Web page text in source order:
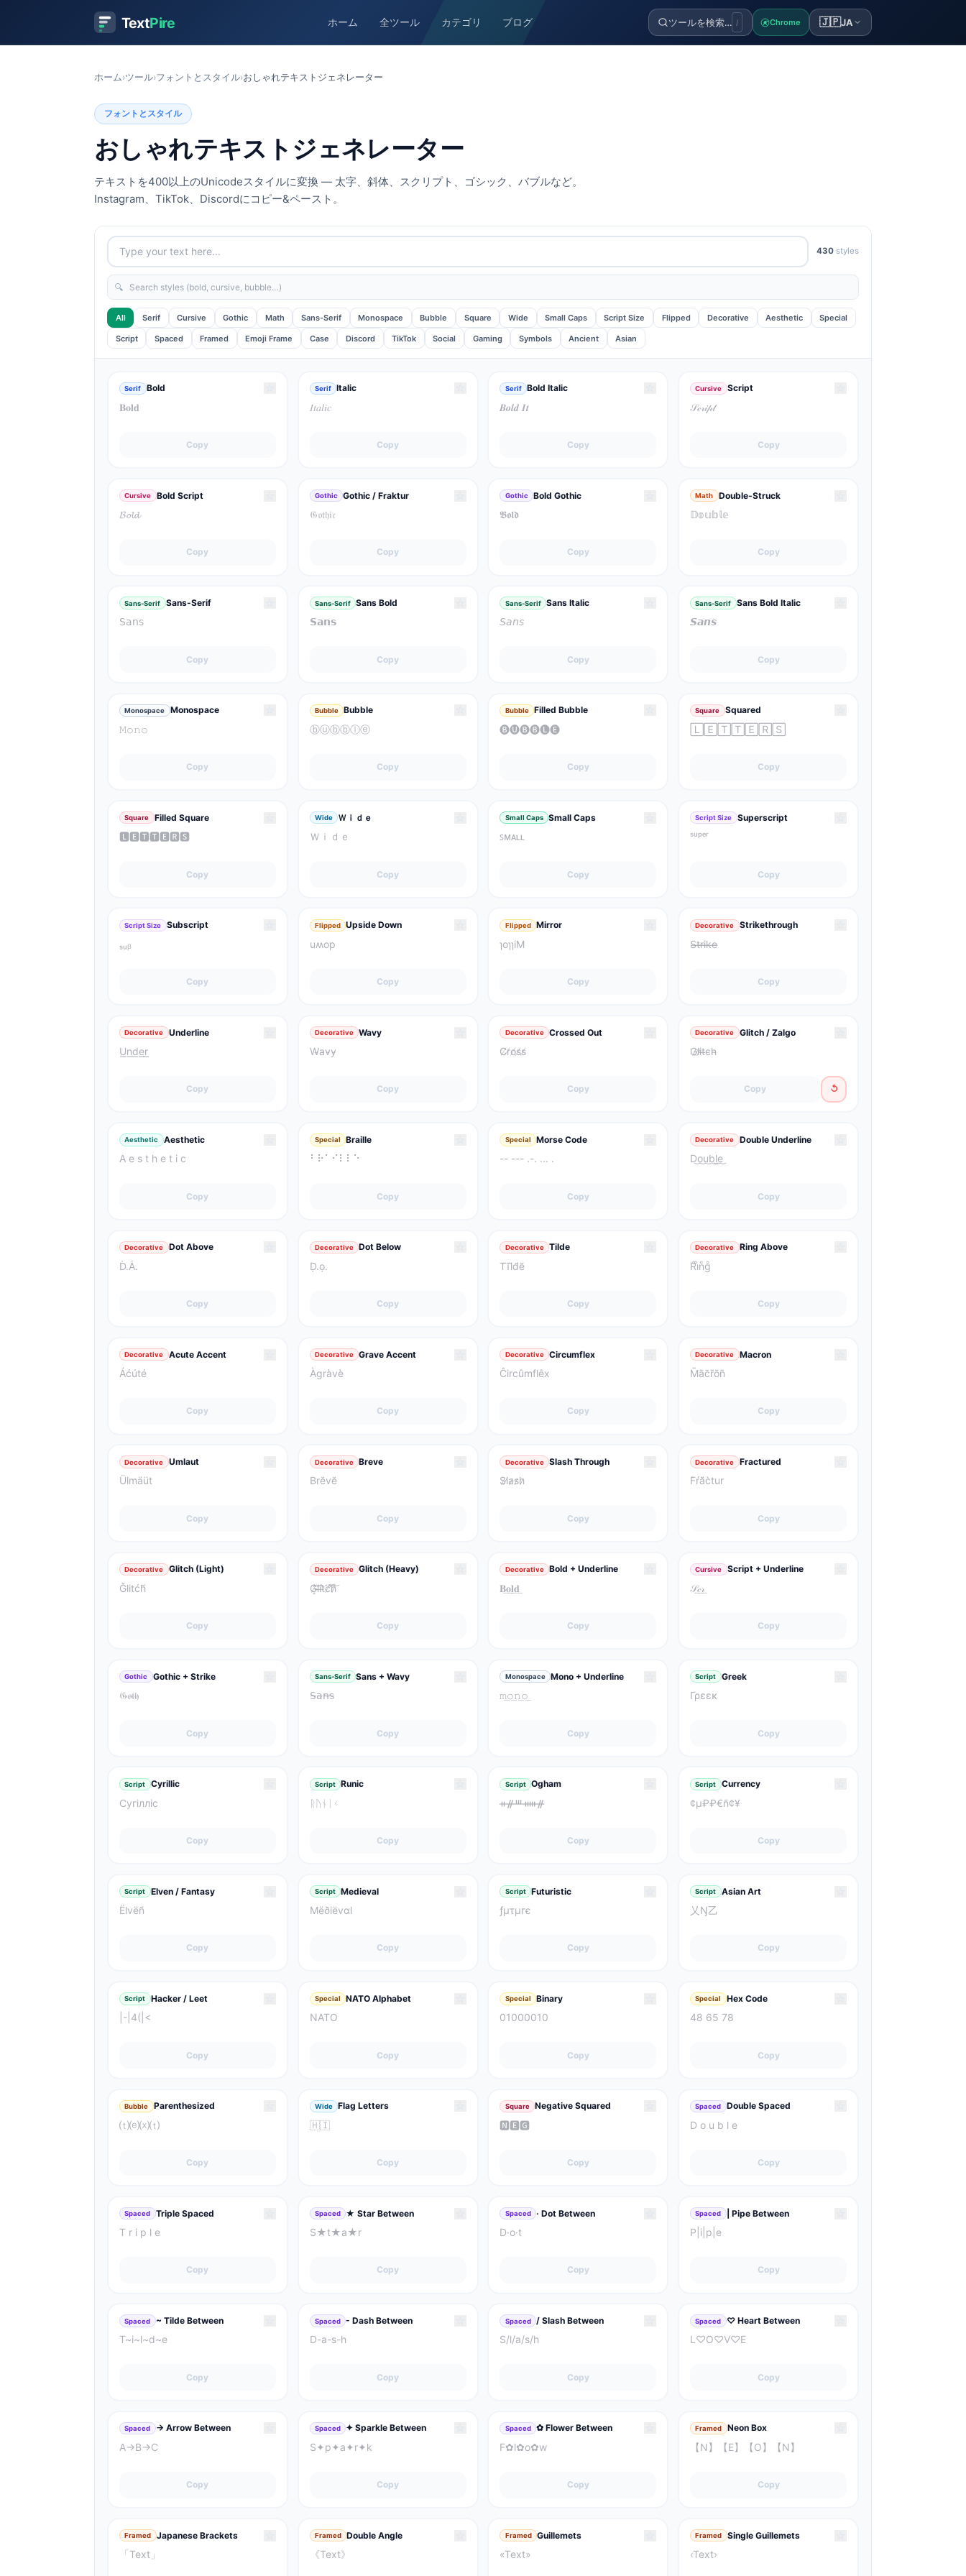
TextPire ホーム 全ツール カテゴリ ブログ ツールを検索… / Chrome 🇯🇵JA
ホーム›ツール›フォントとスタイル›おしゃれテキストジェネレーター
フォントとスタイル
おしゃれテキストジェネレーター
テキストを400以上のUnicodeスタイルに変換 — 太字、斜体、スクリプト、ゴシック、バブルなど。
Instagram、TikTok、Discordにコピー&ペースト。
430 styles
🔍
All Serif Cursive Gothic Math Sans-Serif Monospace Bubble Square Wide Small Caps Script Size Flipped Decorative Aesthetic Special
Script Spaced Framed Emoji Frame Case Discord TikTok Social Gaming Symbols Ancient Asian
Serif Bold
𝐁𝐨𝐥𝐝
Copy
Serif Italic
𝐼𝑡𝑎𝑙𝑖𝑐
Copy
Serif Bold Italic
𝑩𝒐𝒍𝒅 𝑰𝒕
Copy
Cursive Script
𝒮𝒸𝓇𝒾𝓅𝓉
Copy
Cursive Bold Script
𝓑𝓸𝓵𝓭
Copy
Gothic Gothic / Fraktur
𝔊𝔬𝔱𝔥𝔦𝔠
Copy
Gothic Bold Gothic
𝕭𝖔𝖑𝖉
Copy
Math Double-Struck
𝔻𝕠𝕦𝕓𝕝𝕖
Copy
Sans-Serif Sans-Serif
𝖲𝖺𝗇𝗌
Copy
Sans-Serif Sans Bold
𝗦𝗮𝗻𝘀
Copy
Sans-Serif Sans Italic
𝘚𝘢𝘯𝘴
Copy
Sans-Serif Sans Bold Italic
𝙎𝙖𝙣𝙨
Copy
Monospace Monospace
𝙼𝚘𝚗𝚘
Copy
Bubble Bubble
ⓑⓤⓑⓑⓛⓔ
Copy
Bubble Filled Bubble
🅑🅤🅑🅑🅛🅔
Copy
Square Squared
🄻🄴🅃🅃🄴🅁🅂
Copy
Square Filled Square
🅻🅴🆃🆃🅴🆁🆂
Copy
Wide Ｗｉｄｅ
Ｗｉｄｅ
Copy
Small Caps Small Caps
ꜱᴍᴀʟʟ
Copy
Script Size Superscript
ˢᵘᵖᵉʳ
Copy
Script Size Subscript
ₛᵤᵦ
Copy
Flipped Upside Down
uʍop
Copy
Flipped Mirror
ɿoɿɿiM
Copy
Decorative Strikethrough
S̶t̶r̶i̶k̶e̶
Copy
Decorative Underline
U͟n͟d͟e͟r͟
Copy
Decorative Wavy
W̴a̴v̴y̴
Copy
Decorative Crossed Out
C̸r̸o̸s̸s̸
Copy
Decorative Glitch / Zalgo
G̷l̷i̷t̶c̵h̴
Copy ↺
Aesthetic Aesthetic
A e s t h e t i c
Copy
Special Braille
⠃⠗⠁⠊⠇⠇⠑
Copy
Special Morse Code
-- --- .-. ... .
Copy
Decorative Double Underline
D͜o͜u͜b͜l͜e͜
Copy
Decorative Dot Above
Ḋ.Ȧ.
Copy
Decorative Dot Below
Ḍ.ọ.
Copy
Decorative Tilde
T̃ĩl̃d̃ẽ
Copy
Decorative Ring Above
R̊i̊n̊g̊
Copy
Decorative Acute Accent
Áćúté
Copy
Decorative Grave Accent
Àgràvè
Copy
Decorative Circumflex
Ĉircûmflêx
Copy
Decorative Macron
M̄āc̄r̄ōn̄
Copy
Decorative Umlaut
Ülmäüt
Copy
Decorative Breve
Brĕvĕ
Copy
Decorative Slash Through
S̷l̷a̷s̷h̷
Copy
Decorative Fractured
F̀ŕă̈c̀tur
Copy
Decorative Glitch (Light)
Ğlitćh̃
Copy
Decorative Glitch (Heavy)
G̸͎̓l̵̛͝i̵͑͘t̴̀͘c̸̈́̕h̷͌͝
Copy
Decorative Bold + Underline
𝐁͟𝐨͟𝐥͟𝐝͟
Copy
Cursive Script + Underline
𝒮͟𝒸͟𝓇͟
Copy
Gothic Gothic + Strike
𝔊̶𝔬̶𝔱̶𝔥̶
Copy
Sans-Serif Sans + Wavy
𝖲̴𝖺̴𝗇̴𝗌̴
Copy
Monospace Mono + Underline
𝚖͟𝚘͟𝚗͟𝚘͟
Copy
Script Greek
Γρεεκ
Copy
Script Cyrillic
Сугілліс
Copy
Script Runic
ᚱᚢᚾᛁᚲ
Copy
Script Ogham
ᚑᚌᚈᚔᚌ
Copy
Script Currency
¢μ₽₽€ñ¢¥
Copy
Script Elven / Fantasy
Ëlvëñ
Copy
Script Medieval
Mëðiëvαl
Copy
Script Futuristic
ƒμτμгє
Copy
Script Asian Art
乂Ŋ乙
Copy
Script Hacker / Leet
|-|4(|<
Copy
Special NATO Alphabet
NATO
Copy
Special Binary
01000010
Copy
Special Hex Code
48 65 78
Copy
Bubble Parenthesized
⒯⒠⒳⒯
Copy
Wide Flag Letters
🇭​🇮
Copy
Square Negative Squared
🅽🅴🅶
Copy
Spaced Double Spaced
D o u b l e
Copy
Spaced Triple Spaced
T r i p l e
Copy
Spaced ★ Star Between
S★t★a★r
Copy
Spaced · Dot Between
D·o·t
Copy
Spaced | Pipe Between
P|i|p|e
Copy
Spaced ~ Tilde Between
T~i~l~d~e
Copy
Spaced - Dash Between
D-a-s-h
Copy
Spaced / Slash Between
S/l/a/s/h
Copy
Spaced ♡ Heart Between
L♡O♡V♡E
Copy
Spaced → Arrow Between
A→B→C
Copy
Spaced ✦ Sparkle Between
S✦p✦a✦r✦k
Copy
Spaced ✿ Flower Between
F✿l✿o✿w
Copy
Framed Neon Box
【N】【E】【O】【N】
Copy
Framed Japanese Brackets
「Text」
Framed Double Angle
《Text》
Framed Guillemets
«Text»
Framed Single Guillemets
‹Text›